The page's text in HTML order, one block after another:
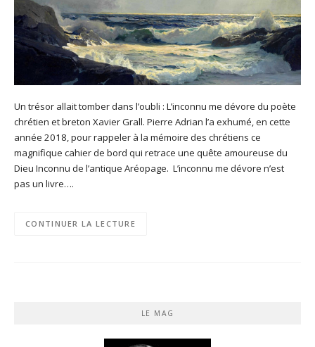
Un trésor allait tomber dans l’oubli : L’inconnu me dévore du poète
chrétien et breton Xavier Grall. Pierre Adrian l’a exhumé, en cette
année 2018, pour rappeler à la mémoire des chrétiens ce
magnifique cahier de bord qui retrace une quête amoureuse du
Dieu Inconnu de l’antique Aréopage. L’inconnu me dévore n’est
pas un livre….
CONTINUER LA LECTURE
LE MAG